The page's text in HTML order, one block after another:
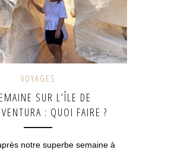
VOYAGES
SUR L’ÎLE DE
: QUOI FAIRE ?
notre superbe semaine à